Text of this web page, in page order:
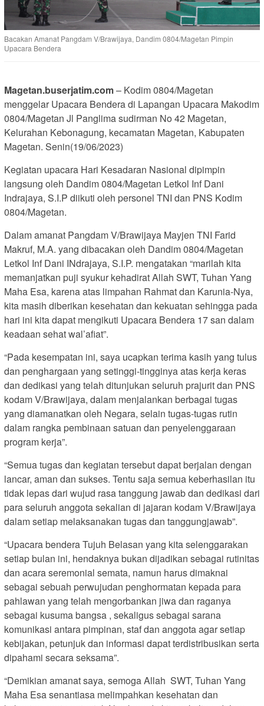
Bacakan Amanat Pangdam V/Brawijaya, Dandim 0804/Magetan Pimpin
Upacara Bendera
Magetan.buserjatim.com– Kodim 0804/Magetan
menggelar Upacara Bendera di Lapangan Upacara Makodim
0804/Magetan Jl Panglima sudirman No 42 Magetan,
Kelurahan Kebonagung, kecamatan Magetan, Kabupaten
Magetan. Senin(19/06/2023)
Kegiatan upacara Hari Kesadaran Nasional dipimpin
langsung oleh Dandim 0804/Magetan Letkol Inf Dani
Indrajaya, S.I.P diikuti oleh personel TNI dan PNS Kodim
0804/Magetan.
Dalam amanat Pangdam V/Brawijaya Mayjen TNI Farid
Makruf, M.A. yang dibacakan oleh Dandim 0804/Magetan
Letkol Inf Dani INdrajaya, S.I.P. mengatakan “marilah kita
memanjatkan puji syukur kehadirat Allah SWT, Tuhan Yang
Maha Esa, karena atas limpahan Rahmat dan Karunia-Nya,
kita masih diberikan kesehatan dan kekuatan sehingga pada
hari ini kita dapat mengikuti Upacara Bendera 17 san dalam
keadaan sehat wal’afiat”.
“Pada kesempatan ini, saya ucapkan terima kasih yang tulus
dan penghargaan yang setinggi-tingginya atas kerja keras
dan dedikasi yang telah ditunjukan seluruh prajurit dan PNS
kodam V/Brawijaya, dalam menjalankan berbagai tugas
yang diamanatkan oleh Negara, selain tugas-tugas rutin
dalam rangka pembinaan satuan dan penyelenggaraan
program kerja”.
“Semua tugas dan kegiatan tersebut dapat berjalan dengan
lancar, aman dan sukses. Tentu saja semua keberhasilan itu
tidak lepas dari wujud rasa tanggung jawab dan dedikasi dari
para seluruh anggota sekalian di jajaran kodam V/Brawijaya
dalam setiap melaksanakan tugas dan tanggungjawab”.
“Upacara bendera Tujuh Belasan yang kita selenggarakan
setiap bulan ini, hendaknya bukan dijadikan sebagai rutinitas
dan acara seremonial semata, namun harus dimaknai
sebagai sebuah perwujudan penghormatan kepada para
pahlawan yang telah mengorbankan jiwa dan raganya
sebagai kusuma bangsa , sekaligus sebagai sarana
komunikasi antara pimpinan, staf dan anggota agar setiap
kebijakan, petunjuk dan informasi dapat terdistribusikan serta
dipahami secara seksama”.
“Demikian amanat saya, semoga Allah SWT, Tuhan Yang
Maha Esa senantiasa melimpahkan kesehatan dan